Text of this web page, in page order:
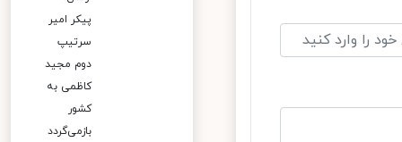
پیکر امیر
سرتیپ
دوم مجید
کاظمی به
کشور
بازمی‌گردد